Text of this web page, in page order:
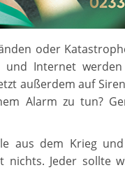
oder
und Internet
außerdem auf
Alarm zu tun?
aus dem Krieg
nichts. Jeder sollte